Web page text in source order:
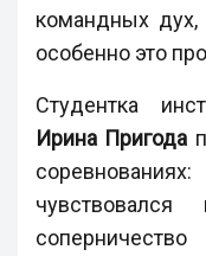
командных дух,
особенно это
Студентка
Ирина Пригода